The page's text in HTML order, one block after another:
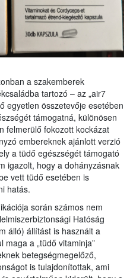
a szakemberek
tartozó – az „air7
egyetlen összetevője esetében
támogatná, különösen
felmerülő fokozott kockázat
embereknek ajánlott verzió
a tüdő egészségét támogató
igazolt, hogy a dohányzásnak
vett tüdő esetében is
hatás.
során számos nem
Hatóság
álló) állítást is használt a
maga a „tüdő vitaminja”
betegségmegelőző,
is tulajdonítottak, ami